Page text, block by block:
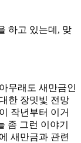
하고 있는데, 맞
무래도 새만금인
한 장밋빛 전망
작년부터 이거
좀 그런 이야기
새만금과 관련